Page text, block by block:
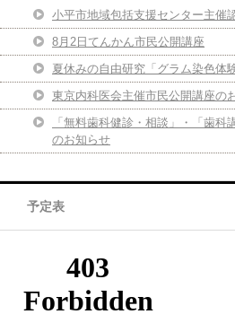
小平市地域包括支援センター主催
8月2日てんかん市民公開講座
夏休みの自由研究「グラム染色体
東京内科医会主催市民公開講座の
「無料歯科健診・相談」・「歯科
のお知らせ
予定表